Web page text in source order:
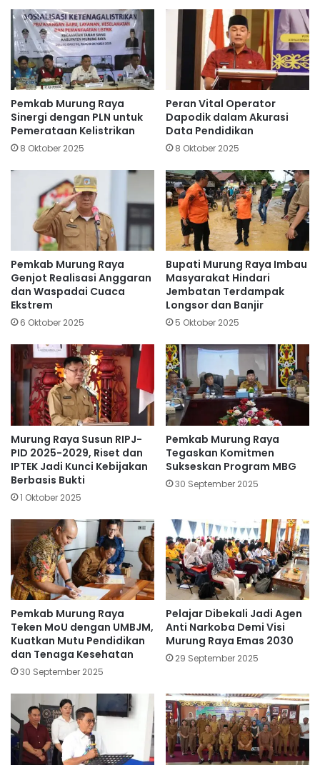
Pemkab Murung Raya
Sinergi dengan PLN untuk
Pemerataan Kelistrikan
8 Oktober 2025
Peran Vital Operator
Dapodik dalam Akurasi
Data Pendidikan
8 Oktober 2025
Pemkab Murung Raya
Genjot Realisasi Anggaran
dan Waspadai Cuaca
Ekstrem
6 Oktober 2025
Bupati Murung Raya Imbau
Masyarakat Hindari
Jembatan Terdampak
Longsor dan Banjir
5 Oktober 2025
Murung Raya Susun RIPJ-
PID 2025-2029, Riset dan
IPTEK Jadi Kunci Kebijakan
Berbasis Bukti
1 Oktober 2025
Pemkab Murung Raya
Tegaskan Komitmen
Sukseskan Program MBG
30 September 2025
Pemkab Murung Raya
Teken MoU dengan UMBJM,
Kuatkan Mutu Pendidikan
dan Tenaga Kesehatan
30 September 2025
Pelajar Dibekali Jadi Agen
Anti Narkoba Demi Visi
Murung Raya Emas 2030
29 September 2025